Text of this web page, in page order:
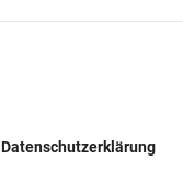
Datenschutzerklärung